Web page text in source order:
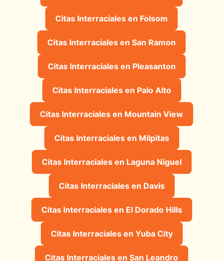
Citas Interraciales en Folsom
Citas Interraciales en San Ramon
Citas Interraciales en Pleasanton
Citas Interraciales en Palo Alto
Citas Interraciales en Mountain View
Citas Interraciales en Milpitas
Citas Interraciales en Laguna Niguel
Citas Interraciales en Davis
Citas Interraciales en El Dorado Hills
Citas Interraciales en Yuba City
Citas Interraciales en San Leandro